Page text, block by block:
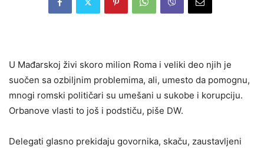
U Mađarskoj živi skoro milion Roma i veliki deo njih je
suočen sa ozbiljnim problemima, ali, umesto da pomognu,
mnogi romski političari su umešani u sukobe i korupciju.
Orbanove vlasti to još i podstiču, piše DW.
Delegati glasno prekidaju govornika, skaču, zaustavljeni